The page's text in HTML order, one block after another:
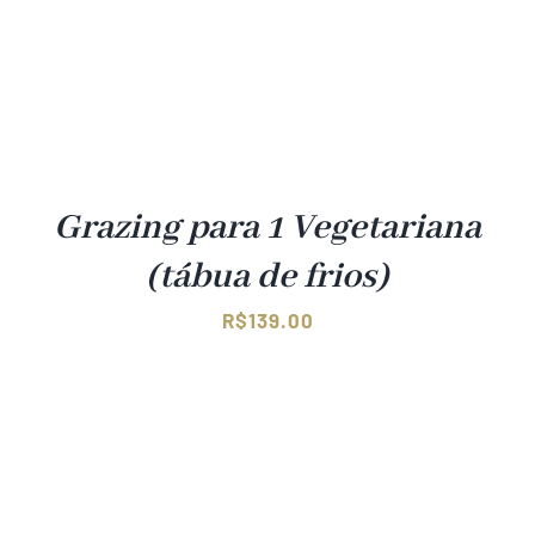
Grazing para 1 Vegetariana
(tábua de frios)
R$139.00